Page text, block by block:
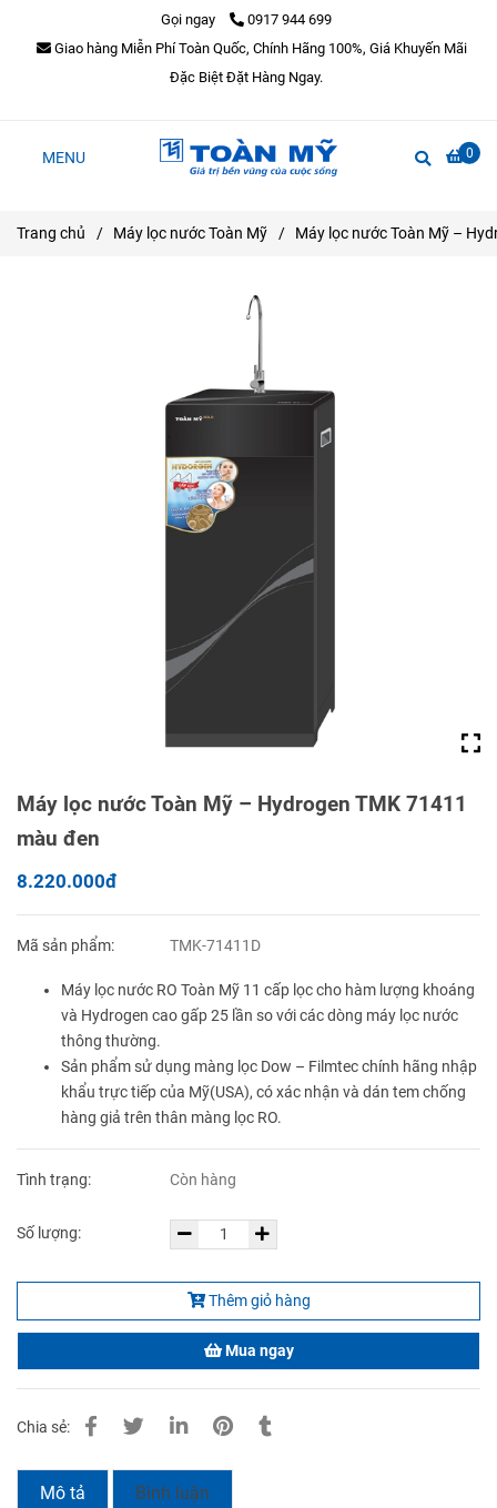
Gọi ngay
0917 944 699
Giao hàng Miễn Phí Toàn Quốc, Chính Hãng 100%, Giá Khuyến Mãi
Đặc Biệt Đặt Hàng Ngay.
0
MENU
Trang chủ / Máy lọc nước Toàn Mỹ / Máy lọc nước Toàn Mỹ –
Máy lọc nước Toàn Mỹ – Hydrogen TMK 71411
màu đen
8.220.000đ
Mã sản phẩm: TMK-71411D
Máy lọc nước RO Toàn Mỹ 11 cấp lọc cho hàm lượng khoáng
và Hydrogen cao gấp 25 lần so với các dòng máy lọc nước
thông thường.
Sản phẩm sử dụng màng lọc Dow – Filmtec chính hãng nhập
khẩu trực tiếp của Mỹ(USA), có xác nhận và dán tem chống
hàng giả trên thân màng lọc RO.
Tình trạng: Còn hàng
Số lượng:
Thêm giỏ hàng
Mua ngay
Chia sẻ:
Mô tả Bình luận